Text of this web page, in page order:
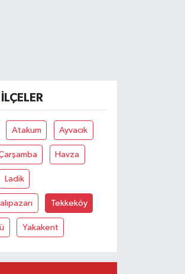
Atakum Ayvacık
Havza
Ladik
Tekkeköy
Yakakent